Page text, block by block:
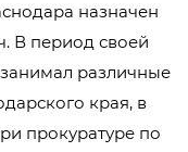
назначен
В период своей
различные
края, в
прокуратуре по